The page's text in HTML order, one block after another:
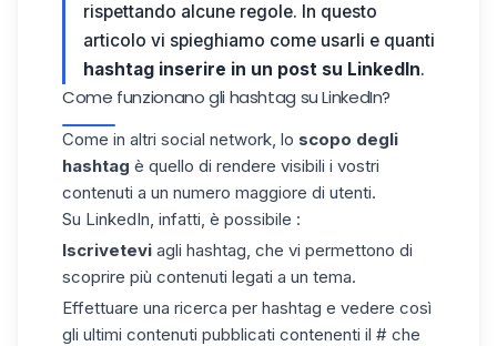
rispettando alcune regole. In questo
articolo vi spieghiamo come usarli e quanti
hashtag inserire in un post su LinkedIn.
Come funzionano gli hashtag su LinkedIn?
Come in altri social network, lo scopo degli
hashtag è quello di rendere visibili i vostri
contenuti a un numero maggiore di utenti.
Su LinkedIn, infatti, è possibile :
Iscrivetevi agli hashtag, che vi permettono di
scoprire più contenuti legati a un tema.
Effettuare una ricerca per hashtag e vedere così
gli ultimi contenuti pubblicati contenenti il # che